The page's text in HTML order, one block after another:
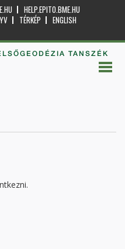
HELP.EPITO.BME.HU
TÉRKÉP
ENGLISH
TANSZÉK